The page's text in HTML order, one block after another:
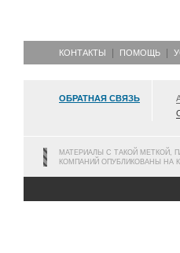
КОНТАКТЫ ПОМОЩЬ
ОБРАТНАЯ СВЯЗЬ
МАТЕРИАЛЫ С ТАКОЙ МЕТКОЙ,
КОМПАНИЙ ОПУБЛИКОВАНЫ НА